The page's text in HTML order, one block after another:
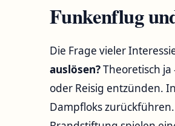
Funkenflug
Die Frage vieler
auslösen?Theoretisch
oder Reisig entzünden.
Dampfloks